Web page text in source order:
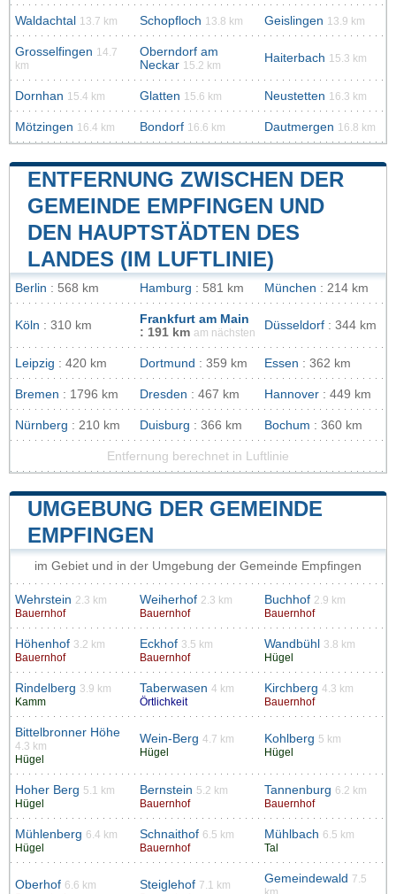
Waldachtal 13.7 km Schopfloch 13.8 km Geislingen 13.9 km
Grosselfingen 14.7
km
Oberndorf am
Neckar 15.2 km
Haiterbach 15.3 km
Dornhan 15.4 km Glatten 15.6 km Neustetten 16.3 km
Mötzingen 16.4 km Bondorf 16.6 km Dautmergen 16.8 km
ENTFERNUNG ZWISCHEN DER
GEMEINDE EMPFINGEN UND
DEN HAUPTSTÄDTEN DES
LANDES (IM LUFTLINIE)
Berlin : 568 km Hamburg : 581 km München : 214 km
Köln : 310 km
Frankfurt am Main
: 191 km am nächsten
Düsseldorf : 344 km
Leipzig : 420 km Dortmund : 359 km Essen : 362 km
Bremen : 1796 km Dresden : 467 km Hannover : 449 km
Nürnberg : 210 km Duisburg : 366 km Bochum : 360 km
Entfernung berechnet in Luftlinie
UMGEBUNG DER GEMEINDE
EMPFINGEN
im Gebiet und in der Umgebung der Gemeinde Empfingen
Wehrstein 2.3 km
Bauernhof
Weiherhof 2.3 km
Bauernhof
Buchhof 2.9 km
Bauernhof
Höhenhof 3.2 km
Bauernhof
Eckhof 3.5 km
Bauernhof
Wandbühl 3.8 km
Hügel
Rindelberg 3.9 km
Kamm
Taberwasen 4 km
Örtlichkeit
Kirchberg 4.3 km
Bauernhof
Bittelbronner Höhe
4.3 km
Hügel
Wein-Berg 4.7 km
Hügel
Kohlberg 5 km
Hügel
Hoher Berg 5.1 km
Hügel
Bernstein 5.2 km
Bauernhof
Tannenburg 6.2 km
Bauernhof
Mühlenberg 6.4 km
Hügel
Schnaithof 6.5 km
Bauernhof
Mühlbach 6.5 km
Tal
Oberhof 6.6 km
Steiglehof 7.1 km
Gemeindewald 7.5